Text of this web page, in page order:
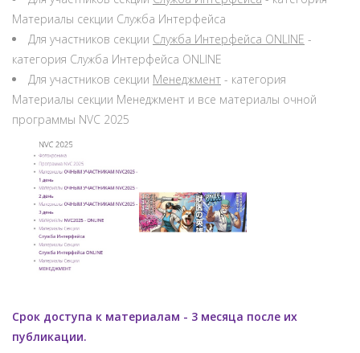
Материалы секции Служба Интерфейса
Для участников секции Служба Интерфейса ONLINE -
категория Служба Интерфейса ONLINE
Для участников секции Менеджмент - категория
Материалы секции Менеджмент и все материалы очной
программы NVC 2025
Срок доступа к материалам - 3 месяца после их
публикации.